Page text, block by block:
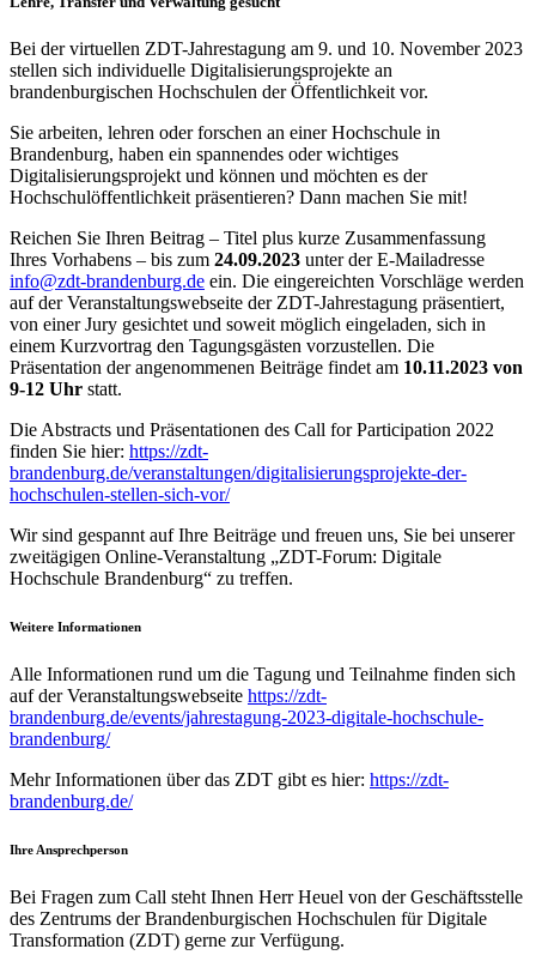
Bei der virtuellen ZDT-Jahrestagung am 9. und 10. November 2023
stellen sich individuelle Digitalisierungsprojekte an
brandenburgischen Hochschulen der Öffentlichkeit vor.
Sie arbeiten, lehren oder forschen an einer Hochschule in
Brandenburg, haben ein spannendes oder wichtiges
Digitalisierungsprojekt und können und möchten es der
Hochschulöffentlichkeit präsentieren? Dann machen Sie mit!
Reichen Sie Ihren Beitrag – Titel plus kurze Zusammenfassung
Ihres Vorhabens – bis zum 24.09.2023 unter der E-Mailadresse
info@zdt-brandenburg.de ein. Die eingereichten Vorschläge werden
auf der Veranstaltungswebseite der ZDT-Jahrestagung präsentiert,
von einer Jury gesichtet und soweit möglich eingeladen, sich in
einem Kurzvortrag den Tagungsgästen vorzustellen. Die
Präsentation der angenommenen Beiträge findet am 10.11.2023 von
9-12 Uhr statt.
Die Abstracts und Präsentationen des Call for Participation 2022
finden Sie hier: https://zdt-
brandenburg.de/veranstaltungen/digitalisierungsprojekte-der-
hochschulen-stellen-sich-vor/
Wir sind gespannt auf Ihre Beiträge und freuen uns, Sie bei unserer
zweitägigen Online-Veranstaltung „ZDT-Forum: Digitale
Hochschule Brandenburg“ zu treffen.
Weitere Informationen
Alle Informationen rund um die Tagung und Teilnahme finden sich
auf der Veranstaltungswebseite https://zdt-
brandenburg.de/events/jahrestagung-2023-digitale-hochschule-
brandenburg/
Mehr Informationen über das ZDT gibt es hier: https://zdt-
brandenburg.de/
Ihre Ansprechperson
Bei Fragen zum Call steht Ihnen Herr Heuel von der Geschäftsstelle
des Zentrums der Brandenburgischen Hochschulen für Digitale
Transformation (ZDT) gerne zur Verfügung.